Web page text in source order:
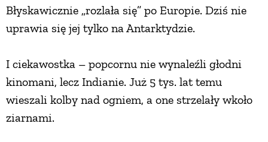
Błyskawicznie „rozlała się” po Europie. Dziś nie
uprawia się jej tylko na Antarktydzie.
I ciekawostka – popcornu nie wynaleźli głodni
kinomani, lecz Indianie. Już 5 tys. lat temu
wieszali kolby nad ogniem, a one strzelały wkoło
ziarnami.